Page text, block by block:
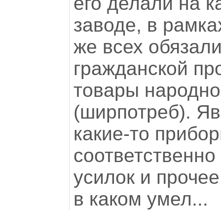
заводе, в
же всех
гражданской
товары
(ширпотреб).
какие-то
усилок и
в каком умел...